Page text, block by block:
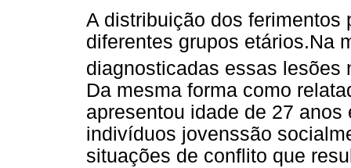
A distribuição dos ferimentos
diferentes grupos etários.Na
diagnosticadas essas lesões
Da mesma forma como
apresentou idade de 27
indivíduos jovenssão
situações de conflito que